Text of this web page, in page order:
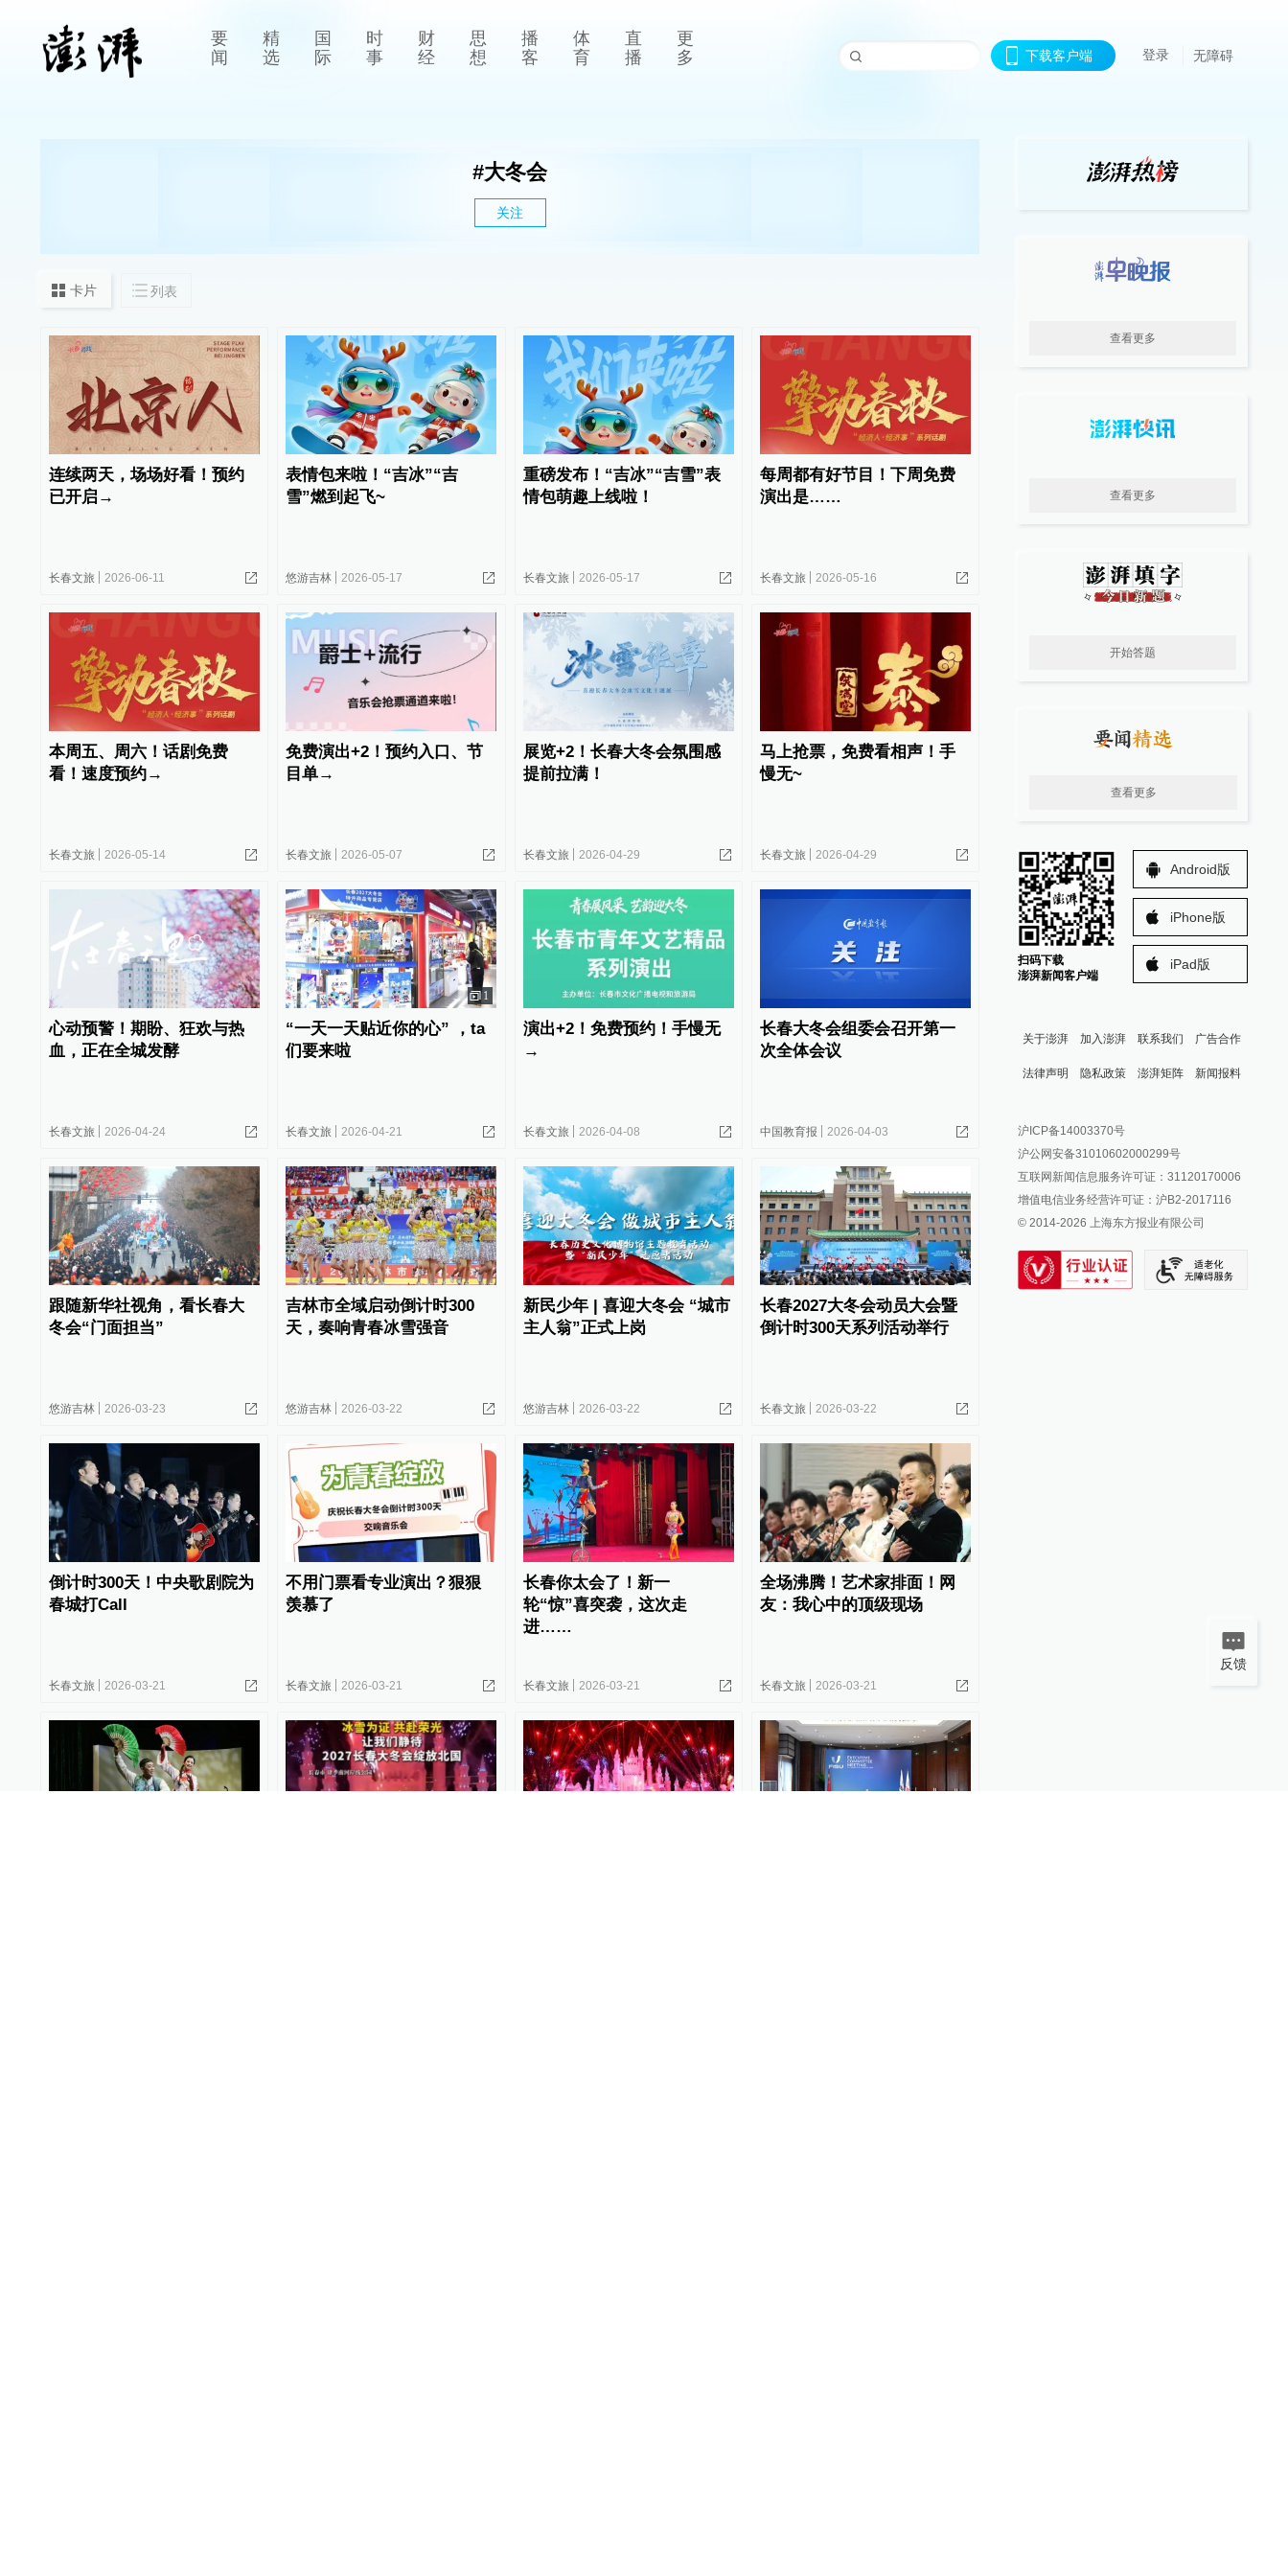
要
闻
精
选
国
际
时
事
财
经
思
想
播
客
体
育
直
播
更
多
下载客户端 登录 无障碍
#大冬会
关注
卡片 列表
连续两天，场场好看！预约
已开启→
长春文旅 2026-06-11
表情包来啦！“吉冰”“吉
雪”燃到起飞~
悠游吉林 2026-05-17
重磅发布！“吉冰”“吉雪”表
情包萌趣上线啦！
长春文旅 2026-05-17
每周都有好节目！下周免费
演出是……
长春文旅 2026-05-16
本周五、周六！话剧免费
看！速度预约→
长春文旅 2026-05-14
免费演出+2！预约入口、节
目单→
长春文旅 2026-05-07
展览+2！长春大冬会氛围感
提前拉满！
长春文旅 2026-04-29
马上抢票，免费看相声！手
慢无~
长春文旅 2026-04-29
心动预警！期盼、狂欢与热
血，正在全城发酵
长春文旅 2026-04-24
1
“一天一天贴近你的心” ，ta
们要来啦
长春文旅 2026-04-21
演出+2！免费预约！手慢无
→
长春文旅 2026-04-08
长春大冬会组委会召开第一
次全体会议
中国教育报 2026-04-03
跟随新华社视角，看长春大
冬会“门面担当”
悠游吉林 2026-03-23
吉林市全域启动倒计时300
天，奏响青春冰雪强音
悠游吉林 2026-03-22
新民少年 | 喜迎大冬会 “城市
主人翁”正式上岗
悠游吉林 2026-03-22
长春2027大冬会动员大会暨
倒计时300天系列活动举行
长春文旅 2026-03-22
倒计时300天！中央歌剧院为
春城打Call
长春文旅 2026-03-21
不用门票看专业演出？狠狠
羡慕了
长春文旅 2026-03-21
长春你太会了！新一
轮“惊”喜突袭，这次走
进……
长春文旅 2026-03-21
全场沸腾！艺术家排面！网
友：我心中的顶级现场
长春文旅 2026-03-21
查看更多
查看更多
开始答题
查看更多
扫码下载
澎湃新闻客户端
Android版
iPhone版
iPad版
关于澎湃 加入澎湃 联系我们 广告合作
法律声明 隐私政策 澎湃矩阵
澎湃新闻公众号
澎湃新闻抖音号
派生万物开放平台
IP SHANGHAI
SIXTH TONE
新闻报料
报料邮箱: news@thepaper.cn
沪ICP备14003370号
沪公网安备31010602000299号
互联网新闻信息服务许可证：31120170006
增值电信业务经营许可证：沪B2-2017116
© 2014-2026 上海东方报业有限公司
反馈